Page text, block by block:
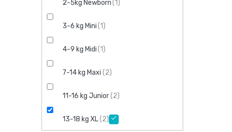
2-5kg Newborn 1
3-6 kg Mini 1
4-9 kg Midi 1
7-14 kg Maxi 2
11-16 kg Junior 2
13-18 kg XL 2